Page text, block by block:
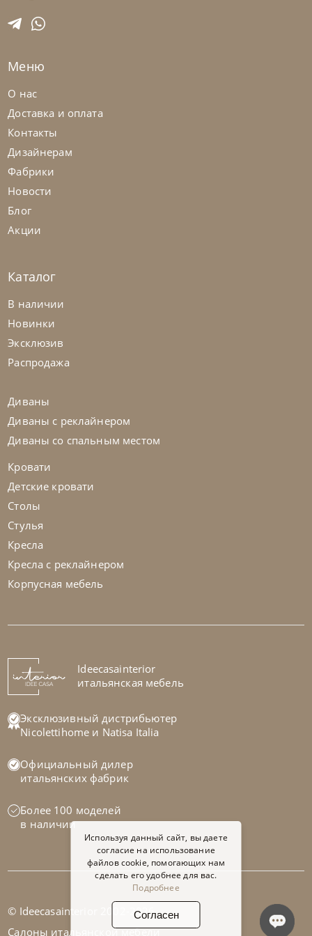
Nicolettihome
+280
На заказ
+280 +100
Диван Megan
На заказ 45-90 дн +1 в наличии
Меню
О нас
Доставка и оплата
Контакты
Дизайнерам
Фабрики
Новости
Блог
Акции
Каталог
В наличии
Новинки
Эксклюзив
Распродажа
Диваны
Диваны с реклайнером
Диваны со спальным местом
Кровати
Детские кровати
Столы
Стулья
Кресла
Кресла с реклайнером
Корпусная мебель
Ideecasainterior
итальянская мебель
Эксклюзивный дистрибьютер
Nicolettihome и Natisa Italia
Официальный дилер
итальянских фабрик
Более 100 моделей
в наличии
© Ideecasainterior 2002-2026
Салоны итальянской мебели
Используя данный сайт, вы даете
согласие на использование
файлов cookie, помогающих нам
сделать его удобнее для вас.
Подробнее
Согласен